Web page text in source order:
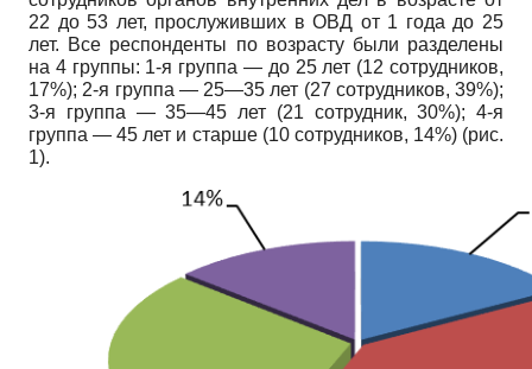
22 до 53 лет, прослуживших в ОВД от 1 года до 25
лет. Все респонденты по возрасту были разделены
на 4 группы: 1-я группа — до 25 лет (12 сотрудников,
17%); 2-я группа — 25—35 лет (27 сотрудников, 39%);
3-я группа — 35—45 лет (21 сотрудник, 30%); 4-я
группа — 45 лет и старше (10 сотрудников, 14%) (рис.
1).